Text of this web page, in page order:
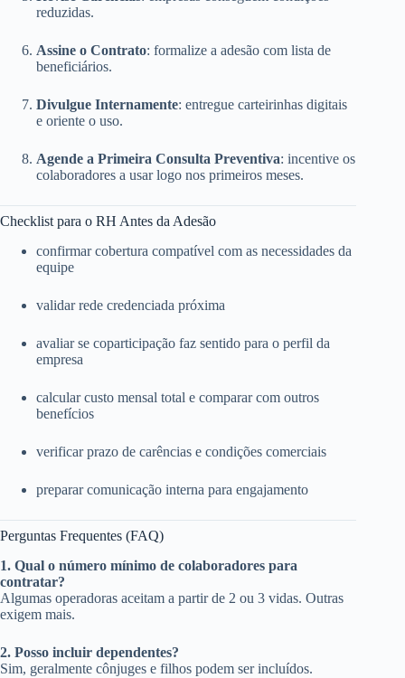
reduzidas.
Assine o Contrato: formalize a adesão com lista de
beneficiários.
Divulgue Internamente: entregue carteirinhas digitais
e oriente o uso.
Agende a Primeira Consulta Preventiva: incentive os
colaboradores a usar logo nos primeiros meses.
Checklist para o RH Antes da Adesão
confirmar cobertura compatível com as necessidades da
equipe
validar rede credenciada próxima
avaliar se coparticipação faz sentido para o perfil da
empresa
calcular custo mensal total e comparar com outros
benefícios
verificar prazo de carências e condições comerciais
preparar comunicação interna para engajamento
Perguntas Frequentes (FAQ)
1. Qual o número mínimo de colaboradores para
contratar?
Algumas operadoras aceitam a partir de 2 ou 3 vidas. Outras
exigem mais.
2. Posso incluir dependentes?
Sim, geralmente cônjuges e filhos podem ser incluídos.